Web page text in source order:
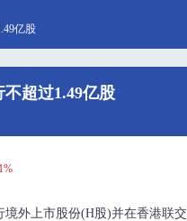
亿股
超过1.49亿股
外上市股份(H股)并在香港联